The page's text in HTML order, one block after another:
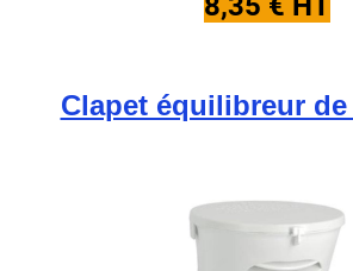
Clapet équilibreur